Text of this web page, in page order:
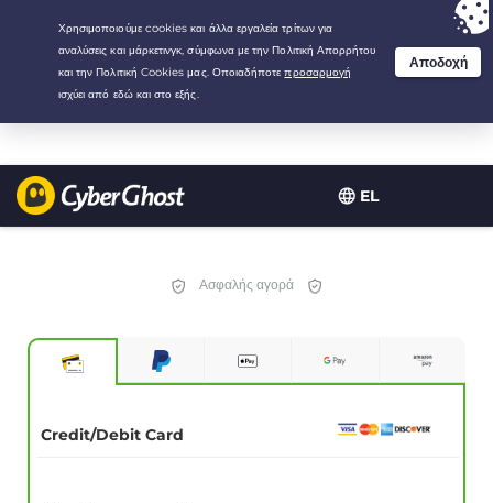
EL
Your choice:The Best Dealfor 3.3333333333333-years at $
/month
Ασφαλής αγορά
Credit/Debit Card